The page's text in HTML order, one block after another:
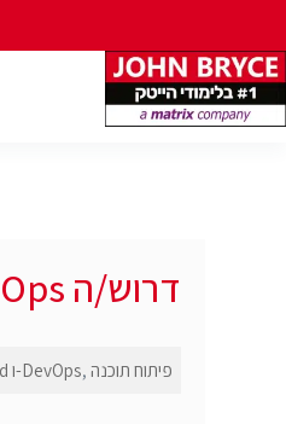
דרוש/ה DevOps ג׳וניור